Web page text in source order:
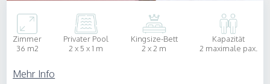
Zimmer
36 m2
Privater Pool
2 x 5 x 1 m
Kingsize-Bett
2 x 2 m
Kapazität
2 maximale pax.
Mehr Info